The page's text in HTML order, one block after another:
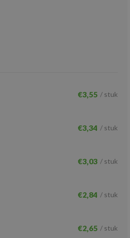
€3,55 / stuk
€3,34 / stuk
€3,03 / stuk
€2,84 / stuk
€2,65 / stuk